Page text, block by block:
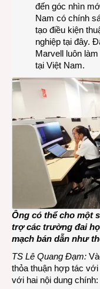
đến góc nhìn
Nam có chính
tạo điều kiện
nghiệp tại đây.
Marvell luôn
tại Việt Nam.
Ông có thể cho một
trợ các trường đai
mạch bán dẫn như
TS Lê Quang Đạm:
thỏa thuận hợp tác
với hai nội dung chính: